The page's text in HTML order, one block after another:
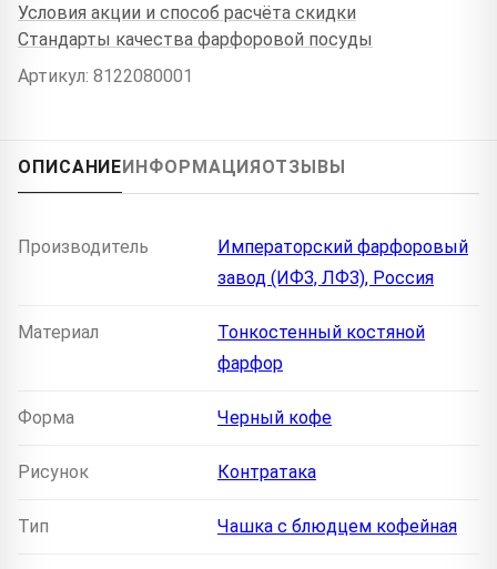
Условия акции и способ расчёта скидки
Стандарты качества фарфоровой посуды
Артикул: 8122080001
ОПИСАНИЕИНФОРМАЦИЯОТЗЫВЫ
Производитель
Императорский фарфоровый
завод (ИФЗ, ЛФЗ), Россия
Материал
Тонкостенный костяной
фарфор
Форма Черный кофе
Рисунок Контратака
Тип Чашка с блюдцем кофейная